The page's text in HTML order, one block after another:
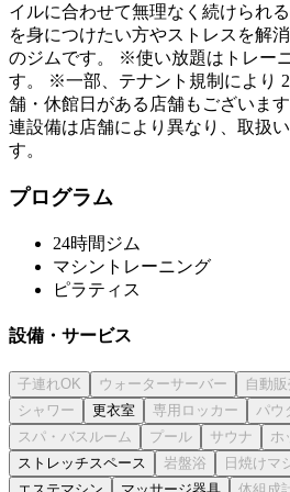
イルに合わせて無理なく続けられ
を身につけたい方やストレスを解
のジムです。 ※使い放題はトレー
す。 ※一部、テナント規制により
舗・休館日がある店舗もございま
連設備は店舗により異なり、取扱
す。
プログラム
24時間ジム
マシントレーニング
ピラティス
設備・サービス
更衣室
ストレッチスペース